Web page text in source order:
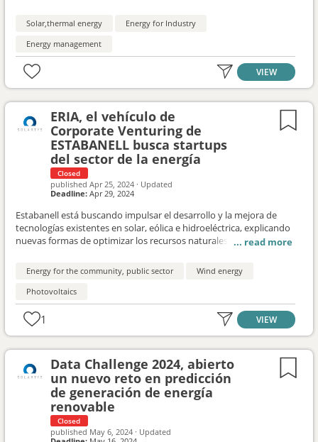
desde SMARTECH y SOLARTYS hemos identificado varias
empresas socias interesadas en participar conjuntamente. Para
complementar el consorcio, se busca incorporar una empresa /
entidad con presencia local en Galicia y que preferiblemente
cuente con el máximo de las certificaciones que se indican más
adelante.
Solar,thermal energy
Energy for Industry
Energy management
VIEW
ERIA, el vehículo de
Corporate Venturing de
ESTABANELL busca startups
del sector de la energía
Closed
published Apr 25, 2024 · Updated
Deadline: Apr 29, 2024
Estabanell está buscando impulsar el desarrollo y la mejora de
tecnologías existentes en solar, eólica e hidroeléctrica, explicando
nuevas formas de optimizar los recursos naturales disponibles,
operativa y mantenimiento óptimo de las instalaciones de
generación energética.
Energy for the community, public sector
Wind energy
Photovoltaics
1 VIEW
Data Challenge 2024, abierto
un nuevo reto en predicción
de generación de energía
renovable
Closed
published May 6, 2024 · Updated